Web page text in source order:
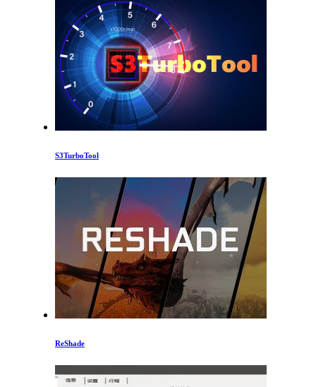
S3TurboTool
ReShade